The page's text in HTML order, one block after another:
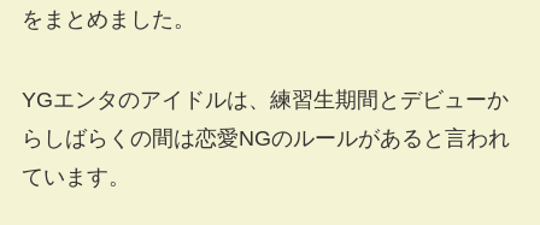
をまとめました。
YGエンタのアイドルは、練習生期間とデビューか
らしばらくの間は恋愛NGのルールがあると言われ
ています。